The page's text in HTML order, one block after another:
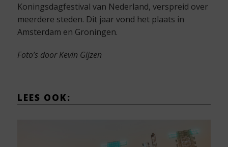
Koningsdagfestival van Nederland, verspreid over
meerdere steden. Dit jaar vond het plaats in
Amsterdam en Groningen.
Foto’s door Kevin Gijzen
LEES OOK: